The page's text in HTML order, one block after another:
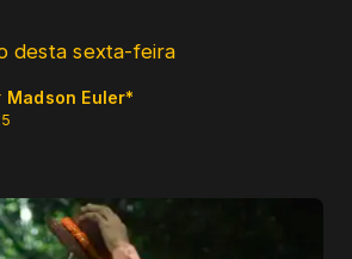
desta sexta-feira
Madson Euler*